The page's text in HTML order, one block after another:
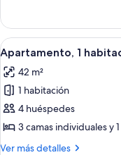
(2
Adults
+
1
Child)
1
habitación,
balcón
Adults
+
Child)
Abrir
todas
las
fotos
de
Apartamento,
1
7
Apartamento, 1
42 m²
1 habitación
4 huéspedes
3 camas individuales y
Ver más detalles
Más